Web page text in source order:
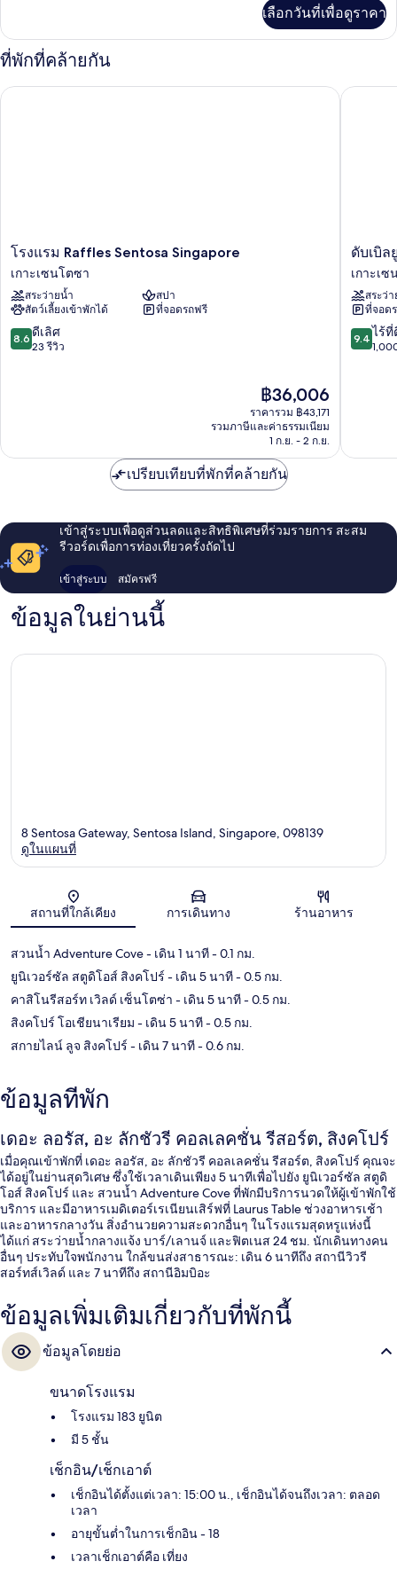
เกี่ยว
กับ
ห้อง
พัก
เลือกวันที่เพื่อดูราคา
ที่พักที่คล้ายกัน
โรงแรม
Sentosa
Singapore
เกาะ
เซน
โตซา
โรงแรม Raffles Sentosa Singapore
เกาะเซนโตซา
สระว่ายน้ำ
สปา
สัตว์เลี้ยงเข้าพักได้
ที่จอดรถฟรี
8.6
จาก
8.6 ดีเลิศ
23 รีวิว
ราคา
ปัจจุบัน
คือ
฿36,006
฿36,006
ราคารวม ฿43,171
รวมภาษีและค่าธรรมเนียม
1 ก.ย. - 2 ก.ย.
โรงแรม Raffles Sentosa Singapore
ดับเบิล
สิงคโปร์
-
เซน
โตซา
โคฟ
ดับเบิ
เกาะเ
สระว่
ที่จอด
9.4
จาก
9.4 ไร้ที่
ดับเบิลยู
เปรียบเทียบที่พักที่คล้ายกัน
เข้าสู่ระบบเพื่อดูส่วนลดและสิทธิพิเศษที่ร่วมรายการ สะสม
รีวอร์ดเพื่อการท่องเที่ยวครั้งถัดไป
เข้าสู่ระบบ สมัครฟรี
ข้อมูลในย่านนี้
แผนที่
8 Sentosa Gateway, Sentosa Island, Singapore, 098139
ดูในแผนที่
สถานที่ใกล้เคียง การเดินทาง ร้านอาหาร
สวนน้ำ Adventure Cove- เดิน 1 นาที- 0.1 กม.
ยูนิเวอร์ซัล สตูดิโอส์ สิงคโปร์ - เดิน 5 นาที- 0.5 กม.
คาสิโนรีสอร์ท เวิลด์ เซ็นโตซ่า - เดิน 5 นาที- 0.5 กม.
สิงคโปร์ โอเชียนาเรียม - เดิน 5 นาที- 0.5 กม.
สกายไลน์ ลูจ สิงคโปร์ - เดิน 7 นาที- 0.6 กม.
ข้อมูลที่พัก
เดอะ ลอรัส, อะ ลักชัวรี คอลเลคชั่น รีสอร์ต, สิงคโปร์
เมื่อคุณเข้าพักที่ เดอะ ลอรัส, อะ ลักชัวรี คอลเลคชั่น รีสอร์ต, สิงคโปร์ คุณจะ
ได้อยู่ในย่านสุดวิเศษ ซึ่งใช้เวลาเดินเพียง 5 นาทีเพื่อไปยัง ยูนิเวอร์ซัล สตูดิ
โอส์ สิงคโปร์ และ สวนน้ำ Adventure Cove ที่พักมีบริการนวดให้ผู้เข้าพักใช้
บริการ และมีอาหารเมดิเตอร์เรเนียนเสิร์ฟที่ Laurus Table ช่วงอาหารเช้า
และอาหารกลางวัน สิ่งอำนวยความสะดวกอื่นๆ ในโรงแรมสุดหรูแห่งนี้
ได้แก่ สระว่ายน้ำกลางแจ้ง บาร์/เลานจ์ และฟิตเนส 24 ชม. นักเดินทางคน
อื่นๆ ประทับใจพนักงาน ใกล้ขนส่งสาธารณะ: เดิน 6 นาทีถึง สถานีวิวรี
สอร์ทส์เวิลด์ และ 7 นาทีถึง สถานีอิมบิอะ
ข้อมูลเพิ่มเติมเกี่ยวกับที่พักนี้
ข้อมูลโดยย่อ
ขนาดโรงแรม
โรงแรม 183 ยูนิต
มี 5 ชั้น
เช็กอิน/เช็กเอาต์
เช็กอินได้ตั้งแต่เวลา: 15:00 น., เช็กอินได้จนถึงเวลา: ตลอด
เวลา
อายุขั้นต่ำในการเช็กอิน - 18
เวลาเช็กเอาต์คือ เที่ยง